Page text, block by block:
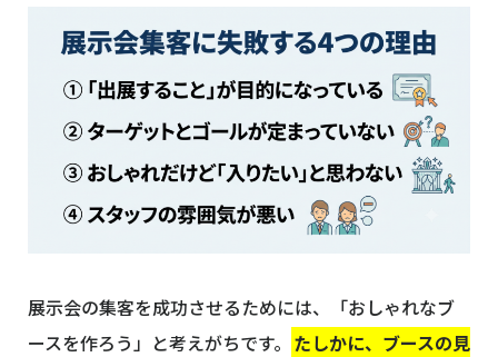
展示会の集客を成功させるためには、「おしゃれなブ
ースを作ろう」と考えがちです。 たしかに、ブースの見